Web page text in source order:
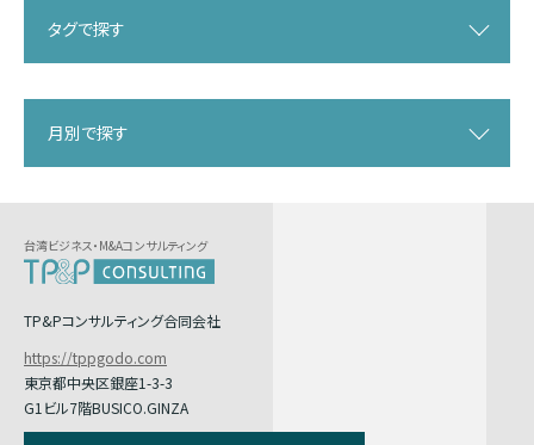
タグで探す
月別で探す
台湾ビジネス・M&Aコンサルティング
TP&Pコンサルティング合同会社
https://tppgodo.com
東京都中央区銀座1-3-3
G1ビル7階BUSICO.GINZA